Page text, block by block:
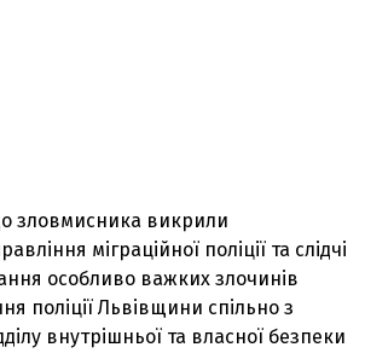
зловмисника викрили
міграційної поліції та слідчі
особливо важких злочинів
поліції Львівщини спільно з
внутрішньої та власної безпеки